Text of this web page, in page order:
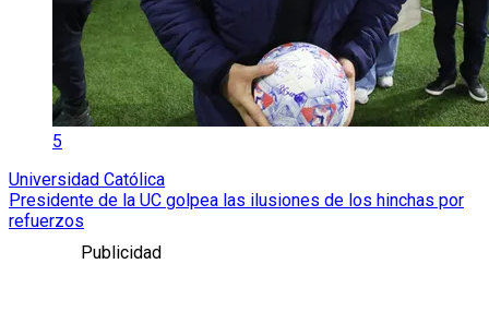
5
Universidad Católica
Presidente de la UC golpea las ilusiones de los hinchas por
refuerzos
Publicidad